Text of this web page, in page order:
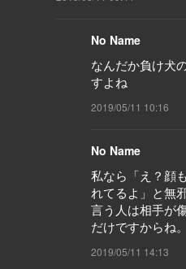
No Name
なんだか負け犬
すよね
2019/05/11 10:16
No Name
私なら「え？顔
れてるよ」と無
言う人は相手が
だけですからね。
2019/05/11 14:13